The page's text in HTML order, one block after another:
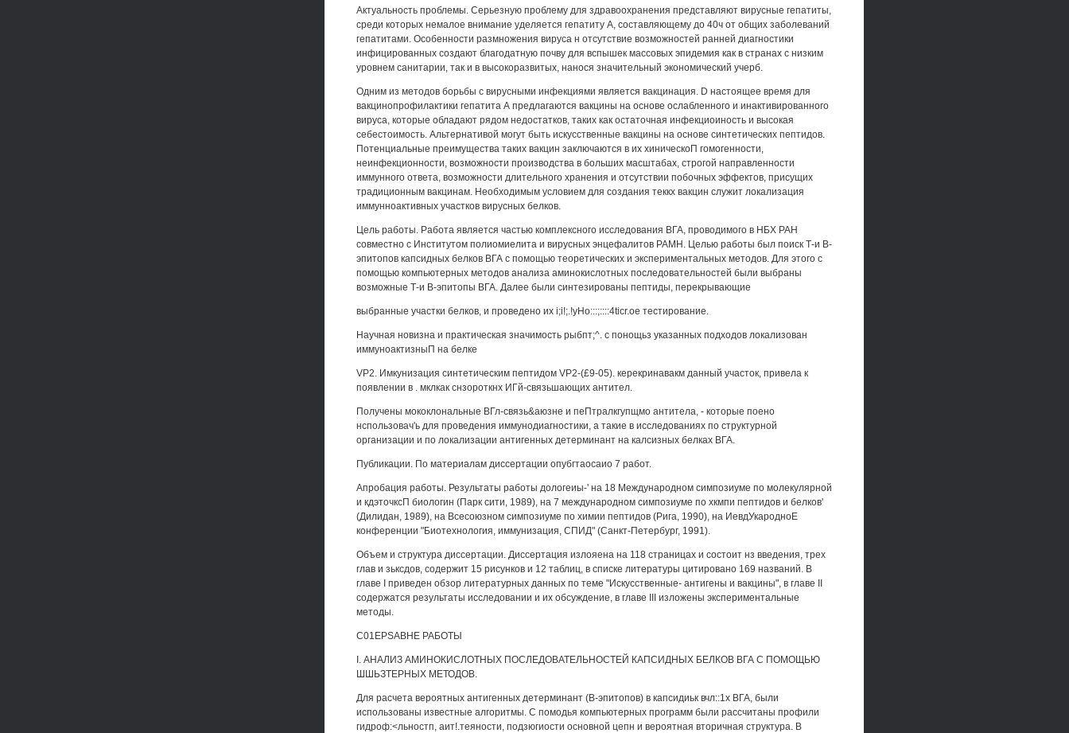
Актуальность проблемы. Серьезную проблему для здравоохранения представляют вирусные гепатиты,
среди которых немалое внимание уделяется гепатиту А, составляющему до 40ч от общих заболеваний
гепатитами. Особенности размножения вируса н отсутствие возможностей ранней диагностики
инфицированных создают благодатную почву для вспышек массовых эпидемия как в странах с низким
уровнем санитарии, так и в высокоразвитых, нанося значительный экономический учерб.
Одним из методов борьбы с вирусными инфекциями является вакцинация. D настоящее время для
вакцинопрофилактики гепатита А предлагаются вакцины на основе ослабленного и инактивированного
вируса, которые обладают рядом недостатков, таких как остаточная инфекциоиность и высокая
себестоимость. Альтернативой могут быть искусственные вакцины на основе синтетических пептидов.
Потенциальные преимущества таких вакцин заключаются в их хиническоП гомогенности,
неинфекционности, возможности производства в больших масштабах, строгой направленности
иммунного ответа, возможности длительного хранения и отсутствии побочных эффектов, присущих
традиционным вакцинам. Необходимым условием для создания теккх вакцин служит локализация
иммунноактивных участков вирусных белков.
Цель работы. Работа является частью комплексного исследования ВГА, проводимого в НБХ РАН
совместно с Институтом полиомиелита и вирусных энцефалитов РАМН. Целью работы был поиск Т-и В-
эпитопов капсидных белков ВГА с помощью теоретических и экспериментальных методов. Для этого с
помощью компьютерных методов анализа аминокислотных последовательностей были выбраны
возможные Т-и В-эпитопы ВГА. Далее были синтезированы пептиды, перекрывающие
выбранные участки белков, и проведено их i;i!;.!yHo:::;::::4ticr.oe тестирование.
Научная новизна и практическая значимость рыбпт;^. с понощьз указанных подходов локализован
иммуноактизныП на белке
VP2. Имкунизация синтетическим пептидом VP2-(£9-05). керекринавакм данный участок, привела к
появлении в . мклкак снзороткнх ИГй-связьшающих антител.
Получены мококлональные ВГл-связь&аюзне и пеПтралкгупщмо антитела, - которые поено
нспользовач'ь для проведения иммунодиагностики, а такие в исследованиях по структурной
организации и по локализации антигенных детерминант на калсизных белках ВГА.
Публикации. По материалам диссертации опубгтаосаио 7 работ.
Апробация работы. Результаты работы дологеиы-' на 18 Международном симпозиуме по молекулярной
и кдэточксП биологин (Парк сити, 1989), на 7 международном симпозиуме по хкмпи пептидов и белков'
(Дилидан, 1989), на Всесоюзном симпозиуме по химии пептидов (Рига, 1990), на ИевдУкародноЕ
конференции "Биотехнология, иммунизация, СПИД" (Санкт-Петербург, 1991).
Объем и структура диссертации. Диссертация излояена на 118 страницах и состоит нз введения, трех
глав и зьксдов, содержит 15 рисунков и 12 таблиц, в списке литературы цитировано 169 названий. В
главе I приведен обзор литературных данных по теме "Искусственные- антигены и вакцины", в главе II
содержатся результаты исследовании и их обсуждение, в главе III изложены экспериментальные
методы.
C01EPSABHE РАБОТЫ
I. АНАЛИЗ АМИНОКИСЛОТНЫХ ПОСЛЕДОВАТЕЛЬНОСТЕЙ КАПСИДНЫХ БЕЛКОВ ВГА С ПОМОЩЬЮ
ШШЬЗТЕРНЫХ МЕТОДОВ.
Для расчета вероятных антигенных детерминант (В-эпитопов) в капсидиьк вчл::1х ВГА, были
использованы известные алгоритмы. С помодья компьютерных программ были рассчитаны профили
гидроф:<льностп, аит!.теяности, подзюгиости основной цепн и вероятная вторичная структура. В